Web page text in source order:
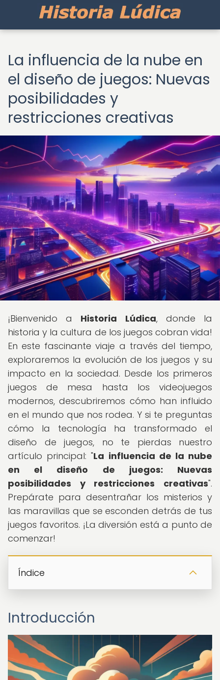
La influencia de la nube en
el diseño de juegos: Nuevas
posibilidades y
restricciones creativas
¡Bienvenido a Historia Lúdica, donde la
historia y la cultura de los juegos cobran vida!
En este fascinante viaje a través del tiempo,
exploraremos la evolución de los juegos y su
impacto en la sociedad. Desde los primeros
juegos de mesa hasta los videojuegos
modernos, descubriremos cómo han influido
en el mundo que nos rodea. Y si te preguntas
cómo la tecnología ha transformado el
diseño de juegos, no te pierdas nuestro
artículo principal: "La influencia de la nube
en el diseño de juegos: Nuevas
posibilidades y restricciones creativas".
Prepárate para desentrañar los misterios y
las maravillas que se esconden detrás de tus
juegos favoritos. ¡La diversión está a punto de
comenzar!
Índice
Introducción